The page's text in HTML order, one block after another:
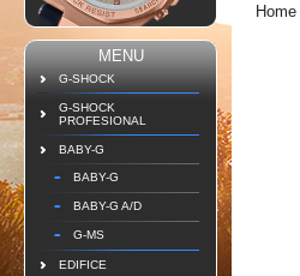
MENU
G-SHOCK
G-SHOCK
PROFESIONAL
BABY-G
BABY-G
BABY-G A/D
G-MS
EDIFICE
Home